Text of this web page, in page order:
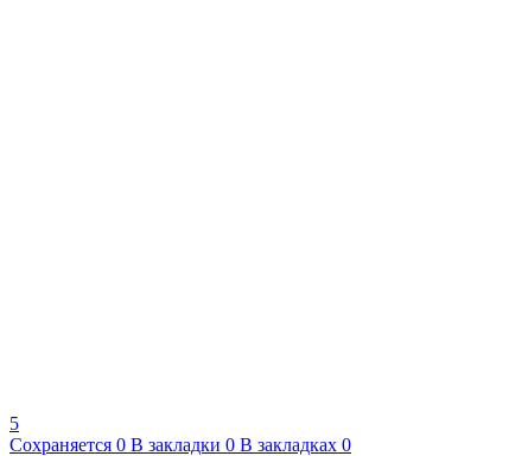
5
Сохраняется 0 В закладки 0 В закладках 0